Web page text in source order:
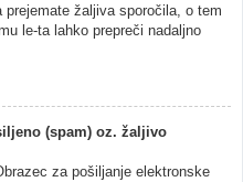
prejemate žaljiva sporočila, o tem
le-ta lahko prepreči nadaljno
(spam) oz. žaljivo
za pošiljanje elektronske